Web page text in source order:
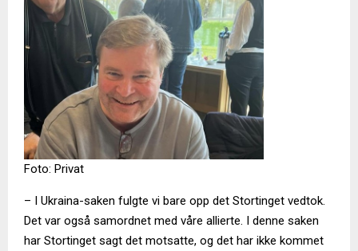
Foto: Privat
– I Ukraina-saken fulgte vi bare opp det Stortinget vedtok.
Det var også samordnet med våre allierte. I denne saken
har Stortinget sagt det motsatte, og det har ikke kommet